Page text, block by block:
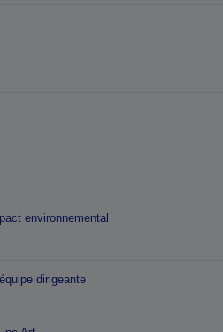
environnemental
dirigeante